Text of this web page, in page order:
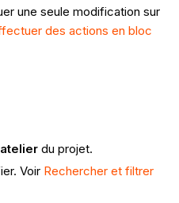
une seule modification sur
des actions en bloc
du projet.
Voir Rechercher et filtrer